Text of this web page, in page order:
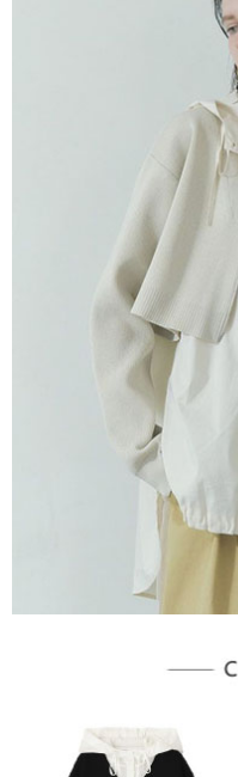
2.透過簡訊連結打開帳單後，可
帳／街口支付／iPASS MONEY
1.本服務係由「台灣大哥大股份
用戶於交易時，得透過本服務購
買賣價金債權讓與本公司後，依
2.基於同意付款使用「大哥付你
資料（包含姓名、電話或地址）
由本公司與您本人進行分期帳單
3.完整用戶服務條款，請詳閱以
１．於結帳方式選擇「AFTEE
結帳頁面，進行簡訊認證並確認
２．訂單成立數日內，您將收到
３．收到繳費通知簡訊後14天
ATM／網路銀行／等多元方式進
※ 請注意：結帳手續完成當下
購買商品的店家。未經商家同意
※ 交易是否成功請以「AFTEE
是否繳費成功／繳費後需取消欲
https://
１．透過由恩沛科技股份有限公
易，需依本服務之必要範圍內提
權轉讓予恩沛科技股份有限公司。
２．關於個人資料處理事宜，請
https://aftee.tw/terms/#terms3
３．未成年的使用者請事先徵
「AFTEE先享後付」，若未經
４．使用「AFTEE先享後付」
時審查核予不同之上限額度；
請求用戶進行身份認證。
５．嚴禁一人註冊多個帳號或使
恩沛科技股份有限公司將有權停
每筆NT$60，滿NT$388(含
每筆NT$60，滿NT$888(含
每筆NT$60，滿NT$888(含以
每筆NT$60，滿NT$888(含以
每筆NT$60，滿NT$888(含以
每筆NT$90，滿NT$888(含以